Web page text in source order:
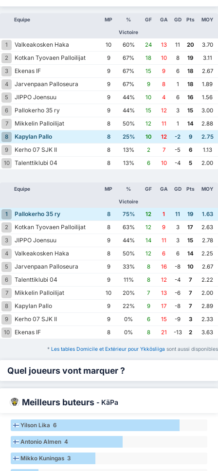
Equipe MP %
Victoire
GF GA GD Pts MOY
1 Valkeakosken Haka 10 60% 24 13 11 20
3.70
2
Kotkan Tyovaen Palloilijat 9 67% 18 10 8 19
3.11
3
Ekenas IF 9 67% 15 9 6 18
2.67
4
Jarvenpaan Palloseura 9 67% 9 8 1 18
1.89
5
JIPPO Joensuu 9 44% 10 4 6 16
1.56
6
Pallokerho 35 ry 9 44% 15 12 3 15
3.00
7
Mikkelin Palloilijat 8 50% 12 11 1 14
2.88
8
Kapylan Pallo 8 25% 10 12 -2 9
2.75
9
Kerho 07 SJK II 8 13% 2 7 -5 6
1.13
10
Talenttiklubi 04 8 13% 6 10 -4 5 2.00
Equipe MP %
Victoire
GF GA GD Pts MOY
1 Pallokerho 35 ry 8 75% 12 1 11 19
1.63
2
Kotkan Tyovaen Palloilijat 8 63% 12 9 3 17
2.63
3
JIPPO Joensuu 9 44% 14 11 3 15
2.78
4
Valkeakosken Haka 8 50% 12 6 6 14
2.25
5
Jarvenpaan Palloseura 9 33% 8 16 -8 10
2.67
6
Talenttiklubi 04 9 11% 8 12 -4 7
2.22
7
Mikkelin Palloilijat 10 20% 7 13 -6 7
2.00
8
Kapylan Pallo 9 22% 9 17 -8 7
2.89
9
Kerho 07 SJK II 9 0% 6 15 -9 3
2.33
10
Ekenas IF 8 0% 8 21 -13 2 3.63
* Les tables Domicile et Extérieur pour Ykkösliiga sont aussi disponibles
Quel joueurs vont marquer ?
Meilleurs buteurs - KäPa
Yilson Lika 6
Antonio Almen 4
Mikko Kuningas 3